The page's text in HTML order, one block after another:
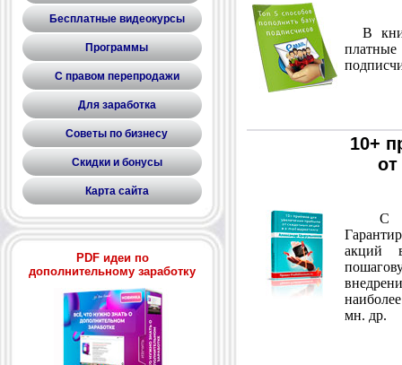
Бесплатные видеокурсы
Программы
С правом перепродажи
Для заработка
Советы по бизнесу
Скидки и бонусы
Карта сайта
PDF идеи по
дополнительному заработку
В
10+
С
акций
мн. др.